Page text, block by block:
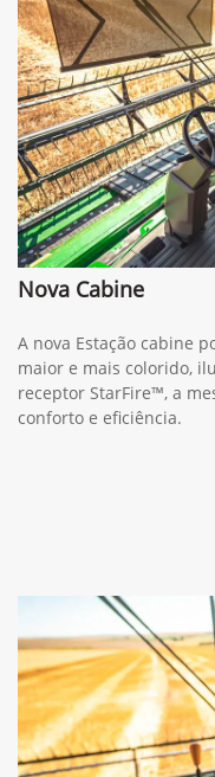
Nova Cabine
A nova Estação cabine
maior e mais colorido,
receptor StarFire™, a
conforto e eficiência.